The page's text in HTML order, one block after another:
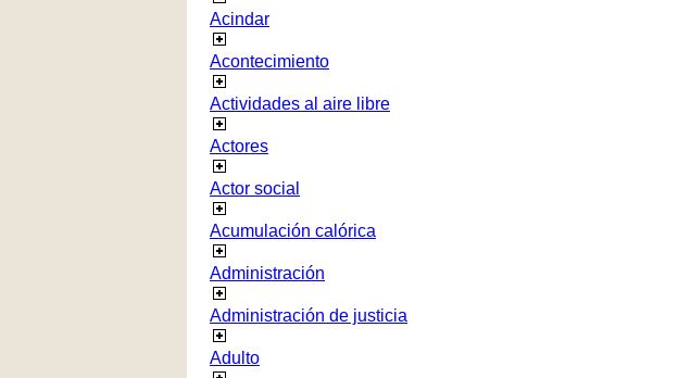
Acindar
Acontecimiento
Actividades al aire libre
Actores
Actor social
Acumulación calórica
Administración
Administración de justicia
Adulto